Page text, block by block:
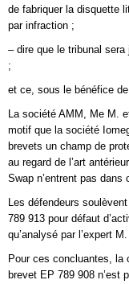
de fabriquer la disquette
par infraction ;
– dire que le tribunal sera
;
et ce, sous le bénéfice
La société AMM, Me M.
motif que la société
brevets un champ de
au regard de l’art
Swap n’entrent pas
Les défendeurs
789 913 pour défaut
qu’analysé par l’expert
Pour ces concluantes, la
brevet EP 789 908 n’est